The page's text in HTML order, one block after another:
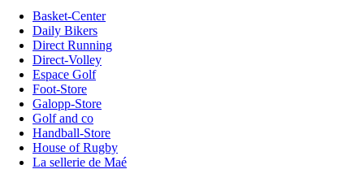
Basket-Center
Daily Bikers
Direct Running
Direct-Volley
Espace Golf
Foot-Store
Galopp-Store
Golf and co
Handball-Store
House of Rugby
La sellerie de Maé